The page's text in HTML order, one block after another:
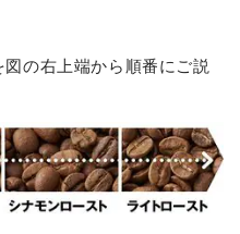
の右上端から順番にご説